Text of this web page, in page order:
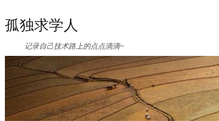
孤独求学人
记录自己技术路上的点点滴滴~